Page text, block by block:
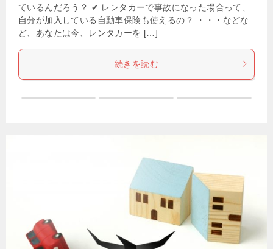
ているんだろう？ ✔ レンタカーで事故になった場合って、
自分が加入している自動車保険も使えるの？ ・・・などな
ど、あなたは今、レンタカーを […]
続きを読む